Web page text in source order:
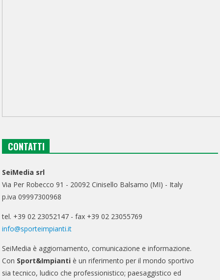
CONTATTI
SeiMedia srl
Via Per Robecco 91 - 20092 Cinisello Balsamo (MI) - Italy
p.iva 09997300968
tel. +39 02 23052147 - fax +39 02 23055769
info@sporteimpianti.it
SeiMedia è aggiornamento, comunicazione e informazione.
Con Sport&Impianti è un riferimento per il mondo sportivo
sia tecnico, ludico che professionistico; paesaggistico ed